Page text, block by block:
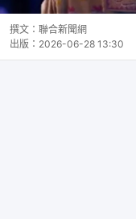
撰文： 聯合新聞網
出版： 2026-06-28 13:30